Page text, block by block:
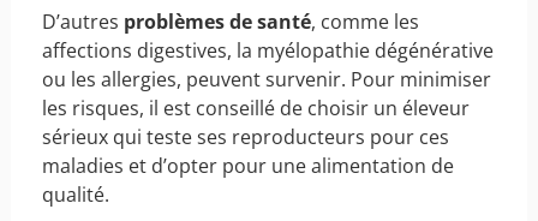
D’autres problèmes de santé, comme les
affections digestives, la myélopathie dégénérative
ou les allergies, peuvent survenir. Pour minimiser
les risques, il est conseillé de choisir un éleveur
sérieux qui teste ses reproducteurs pour ces
maladies et d’opter pour une alimentation de
qualité.